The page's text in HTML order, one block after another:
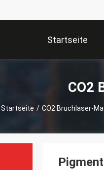
Startseite
CO2
Startseite / CO2 Bruchlaser-